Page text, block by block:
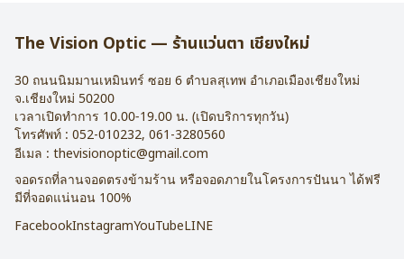
The Vision Optic — ร้านแว่นตา เชียงใหม่
30 ถนนนิมมานเหมินทร์ ซอย 6 ตำบลสุเทพ อำเภอเมืองเชียงใหม่
จ.เชียงใหม่ 50200
เวลาเปิดทำการ 10.00-19.00 น. (เปิดบริการทุกวัน)
โทรศัพท์ : 052-010232, 061-3280560
อีเมล : thevisionoptic@gmail.com
จอดรถที่ลานจอดตรงข้ามร้าน หรือจอดภายในโครงการปันนา ได้ฟรี
มีที่จอดแน่นอน 100%
FacebookInstagramYouTubeLINE